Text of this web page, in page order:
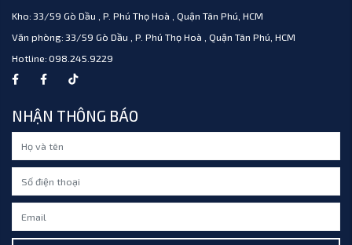
Kho: 33/59 Gò Dầu , P. Phú Thọ Hoà , Quận Tân Phú, HCM
Văn phòng: 33/59 Gò Dầu , P. Phú Thọ Hoà , Quận Tân Phú, HCM
Hotline: 098.245.9229
NHẬN THÔNG BÁO